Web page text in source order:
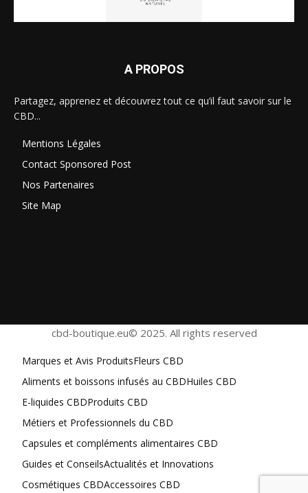
A PROPOS
Partagez, apprenez et découvrez tout ce qu’il faut savoir sur le
CBD...
Mentions Légales
Contact Sponsored Post
Nos Partenaires
Site Map
cbd-boutique.eu© 2025. All rights reserved
Marques et Avis ProduitsFleurs CBD
Aliments et boissons infusés au CBDHuiles CBD
E-liquides CBDProduits CBD
Métiers et Professionnels du CBD
Capsules et compléments alimentaires CBD
Guides et ConseilsActualités et Innovations
Cosmétiques CBDAccessoires CBD